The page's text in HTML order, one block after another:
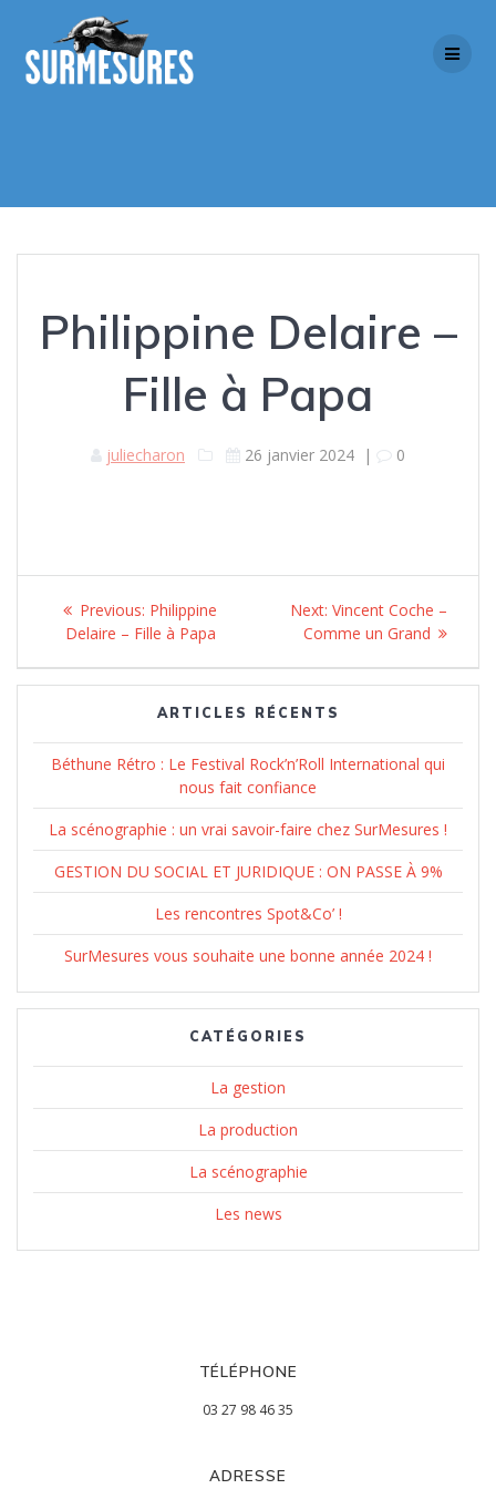
Philippine Delaire –
Fille à Papa
juliecharon 26 janvier 2024 | 0
Navigation
l’article
Previous: Previous
post:
Philippine
Delaire – Fille à Papa
Next: Next
post:
Vincent Coche –
Comme un Grand
ARTICLES RÉCENTS
Béthune Rétro : Le Festival Rock’n’Roll International qui
nous fait confiance
La scénographie : un vrai savoir-faire chez SurMesures !
GESTION DU SOCIAL ET JURIDIQUE : ON PASSE À 9%
Les rencontres Spot&Co’ !
SurMesures vous souhaite une bonne année 2024 !
CATÉGORIES
La gestion
La production
La scénographie
Les news
TÉLÉPHONE
03 27 98 46 35
ADRESSE